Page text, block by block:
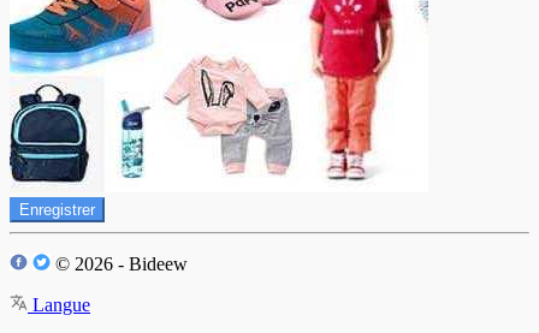
Enregistrer
© 2026 - Bideew
Langue